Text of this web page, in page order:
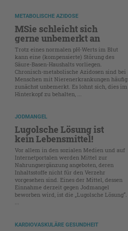
METABOLISCHE AZIDOSE
MSie schleicht sich
gerne unbemerkt an
Trotz eines normalen pH-Werts im Blut
kann eine (kompensierte) Störung des
Säure-Basen-Haushalts vorliegen.
Chronisch-metabolische Azidosen sind bei
Menschen mit Nierenerkrankungen häufig
zunächst unbemerkt. Es lohnt sich, dies im
Hinterkopf zu behalten, ...
JODMANGEL
Lugolsche Lösung ist
kein Lebensmittel!
Vor allem in den sozialen Medien und auf
Internetportalen werden Mittel zur
Nahrungsergänzung angeboten, deren
Inhaltsstoffe nicht für den Verzehr
vorgesehen sind. Eines der Mittel, dessen
Einnahme derzeit gegen Jodmangel
beworben wird, ist die „Lugolsche Lösung“.
...
KARDIOVASKULÄRE GESUNDHEIT